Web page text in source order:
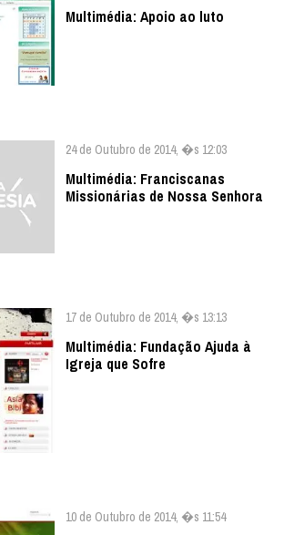
Multimédia: Apoio ao luto
24 de Outubro de 2014, �s 12:03
Multimédia: Franciscanas
Missionárias de Nossa Senhora
17 de Outubro de 2014, �s 13:13
Multimédia: Fundação Ajuda à
Igreja que Sofre
10 de Outubro de 2014, �s 11:54